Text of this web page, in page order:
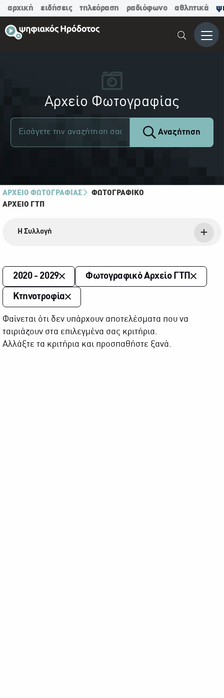
αρχική ειδήσεις τηλεόραση ραδιόφωνο αθλητικά
Μενού
Αρχείο Φωτογραφίας
Αναζήτηση
ΑΡΧΕΙΟ ΦΩΤΟΓΡΑΦΙΑΣ
ΦΩΤΟΓΡΑΦΙΚΌ
ΑΡΧΕΊΟ ΓΤΠ
Η Συλλογή
2020 - 2029 Φωτογραφικό Αρχείο ΓΤΠ
Κτηνοτροφία
Φαίνεται ότι δεν υπάρχουν αποτελέσματα που να
ταιριάζουν στα επιλεγμένα σας κριτήρια.
Αλλάξτε τα κριτήρια και προσπαθήστε ξανά.